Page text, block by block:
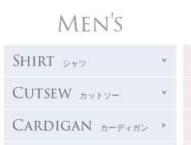
Men's
Shirt シャツ
Cutsew カットソー
Cardigan カーディガン